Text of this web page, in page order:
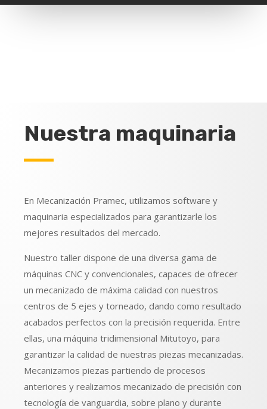
Nuestra maquinaria
En Mecanización Pramec, utilizamos software y
maquinaria especializados para garantizarle los
mejores resultados del mercado.
Nuestro taller dispone de una diversa gama de
máquinas CNC y convencionales, capaces de ofrecer
un mecanizado de máxima calidad con nuestros
centros de 5 ejes y torneado, dando como resultado
acabados perfectos con la precisión requerida. Entre
ellas, una máquina tridimensional Mitutoyo, para
garantizar la calidad de nuestras piezas mecanizadas.
Mecanizamos piezas partiendo de procesos
anteriores y realizamos mecanizado de precisión con
tecnología de vanguardia, sobre plano y durante